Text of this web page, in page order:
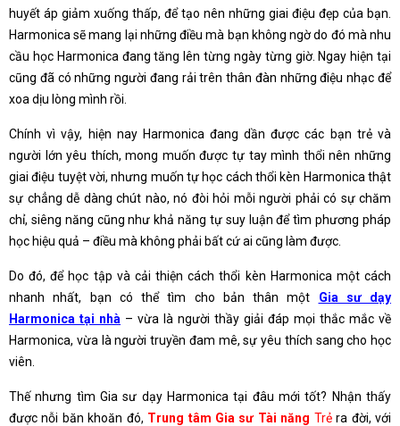
huyết áp giảm xuống thấp, để tạo nên những giai điệu đẹp của bạn.
Harmonica sẽ mang lại những điều mà bạn không ngờ do đó mà nhu
cầu học Harmonica đang tăng lên từng ngày từng giờ. Ngay hiện tại
cũng đã có những người đang rải trên thân đàn những điệu nhạc để
xoa dịu lòng mình rồi.
Chính vì vậy, hiện nay Harmonica đang dần được các bạn trẻ và
người lớn yêu thích, mong muốn được tự tay mình thổi nên những
giai điệu tuyệt vời, nhưng muốn tự học cách thổi kèn Harmonica thật
sự chẳng dễ dàng chút nào, nó đòi hỏi mỗi người phải có sự chăm
chỉ, siêng năng cũng như khả năng tự suy luận để tìm phương pháp
học hiệu quả – điều mà không phải bất cứ ai cũng làm được.
Do đó, để học tập và cải thiện cách thổi kèn Harmonica một cách
nhanh nhất, bạn có thể tìm cho bản thân một Gia sư dạy
Harmonica tại nhà – vừa là người thầy giải đáp mọi thắc mắc về
Harmonica, vừa là người truyền đam mê, sự yêu thích sang cho học
viên.
Thế nhưng tìm Gia sư dạy Harmonica tại đâu mới tốt? Nhận thấy
được nỗi băn khoăn đó, Trung tâm Gia sư Tài năng Trẻra đời, với